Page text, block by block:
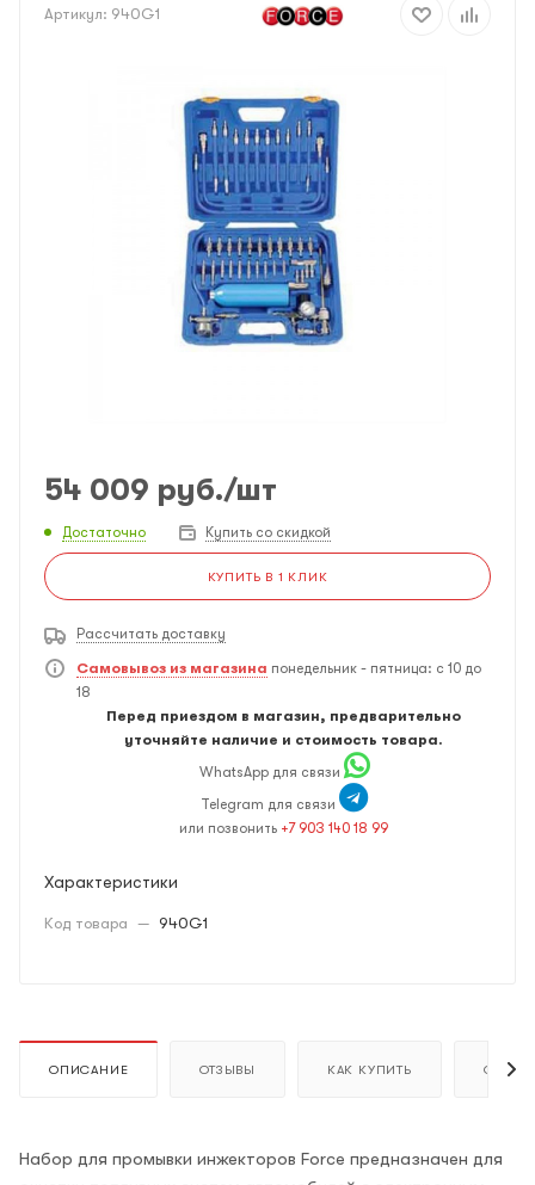
Артикул: 940G1
54 009 руб./шт
Достаточно Купить со скидкой
КУПИТЬ В 1 КЛИК
Рассчитать доставку
Самовывоз из магазина понедельник - пятница: с 10 до
18
Перед приездом в магазин, предварительно
уточняйте наличие и стоимость товара.
WhatsApp для связи
Telegram для связи
или позвонить +7 903 140 18 99
Характеристики
Код товара — 940G1
ОПИСАНИЕ ОТЗЫВЫ КАК КУПИТЬ ОПЛАТА
Набор для промывки инжекторов Force предназначен для